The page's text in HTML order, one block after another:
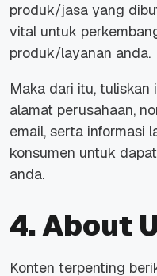
produk/jasa yang
vital untuk
produk/layanan anda.
Maka dari itu,
alamat perusahaan,
email, serta informasi
konsumen untuk
anda.
4. About
Konten terpenting